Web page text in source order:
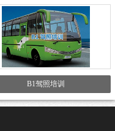
B1驾照培训